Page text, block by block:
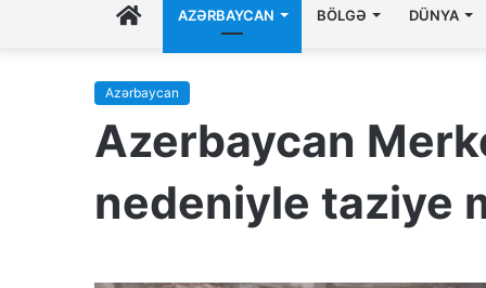
İLK
SƏHIFƏ
AZƏRBAYCAN BÖLGƏ DÜNYA
Azərbaycan
Azerbaycan
nedeniyle taziye